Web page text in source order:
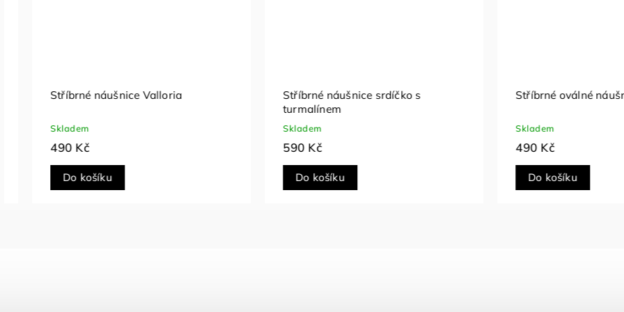
Stříbrné náušnice srdíčko s
Skladem
590 Kč
Do košíku
Stříbrné oválné náušnice Elara
Skladem
490 Kč
Do košíku
Stříbrné náušnice se
Skladem
790 Kč
Do košíku